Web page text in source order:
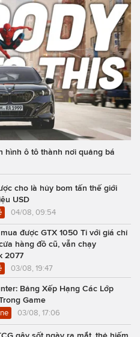
hình ô tô thành nơi quảng bá
cho là hủy bom tấn thế giới
USD
04/08, 09:54
được GTX 1050 Ti với giá chỉ
hàng đồ cũ, vẫn chạy
2077
03/08, 19:47
Bảng Xếp Hạng Các Lớp
Game
03/08, 17:06